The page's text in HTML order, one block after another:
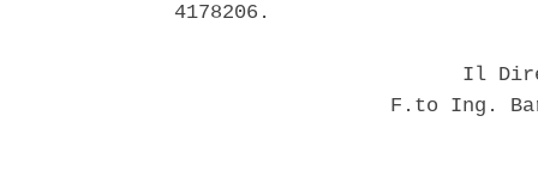
4178206.
Il
F.to Ing.